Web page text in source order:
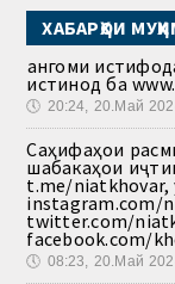
ХАБАРҲОИ
Ҳангоми
истинод ба
🕔 20:24, 20.Май
Саҳифаҳои
шабакаҳои
t.me/niatkhovar,
instagram.com/
twitter.com/
facebook.com/
🕔 08:23, 20.Май